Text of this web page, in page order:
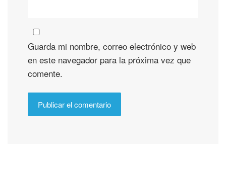
Guarda mi nombre, correo electrónico y web
en este navegador para la próxima vez que
comente.